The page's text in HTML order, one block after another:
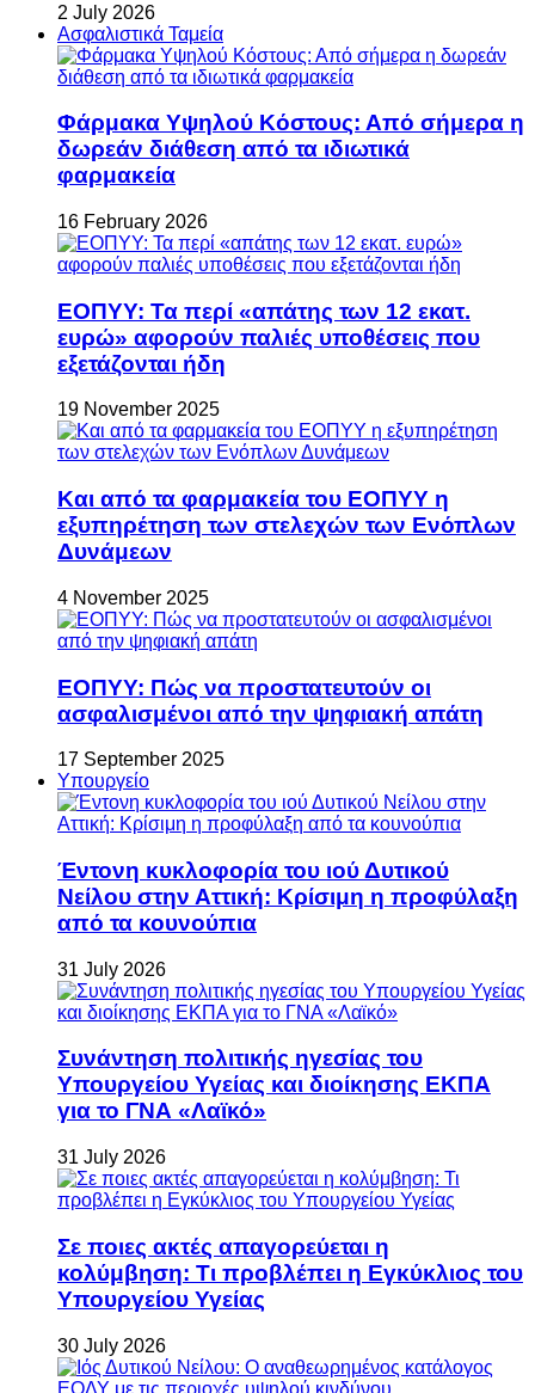
2 July 2026
Ασφαλιστικά Ταμεία
Φάρμακα Υψηλού Κόστους: Από σήμερα η
δωρεάν διάθεση από τα ιδιωτικά
φαρμακεία
16 February 2026
ΕΟΠΥΥ: Τα περί «απάτης των 12 εκατ.
ευρώ» αφορούν παλιές υποθέσεις που
εξετάζονται ήδη
19 November 2025
Και από τα φαρμακεία του ΕΟΠΥΥ η
εξυπηρέτηση των στελεχών των Ενόπλων
Δυνάμεων
4 November 2025
ΕΟΠΥΥ: Πώς να προστατευτούν οι
ασφαλισμένοι από την ψηφιακή απάτη
17 September 2025
Υπουργείο
Έντονη κυκλοφορία του ιού Δυτικού
Νείλου στην Αττική: Κρίσιμη η προφύλαξη
από τα κουνούπια
31 July 2026
Συνάντηση πολιτικής ηγεσίας του
Υπουργείου Υγείας και διοίκησης ΕΚΠΑ
για το ΓΝΑ «Λαϊκό»
31 July 2026
Σε ποιες ακτές απαγορεύεται η
κολύμβηση: Τι προβλέπει η Εγκύκλιος του
Υπουργείου Υγείας
30 July 2026